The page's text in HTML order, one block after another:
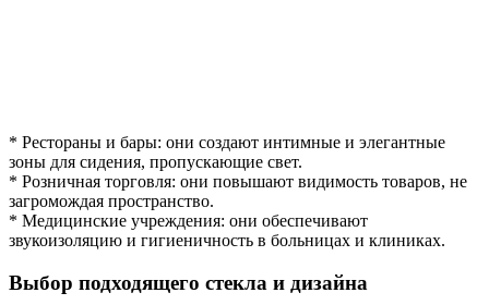
* Рестораны и бары: они создают интимные и элегантные
зоны для сидения, пропускающие свет.
* Розничная торговля: они повышают видимость товаров, не
загромождая пространство.
* Медицинские учреждения: они обеспечивают
звукоизоляцию и гигиеничность в больницах и клиниках.
Выбор подходящего стекла и дизайна